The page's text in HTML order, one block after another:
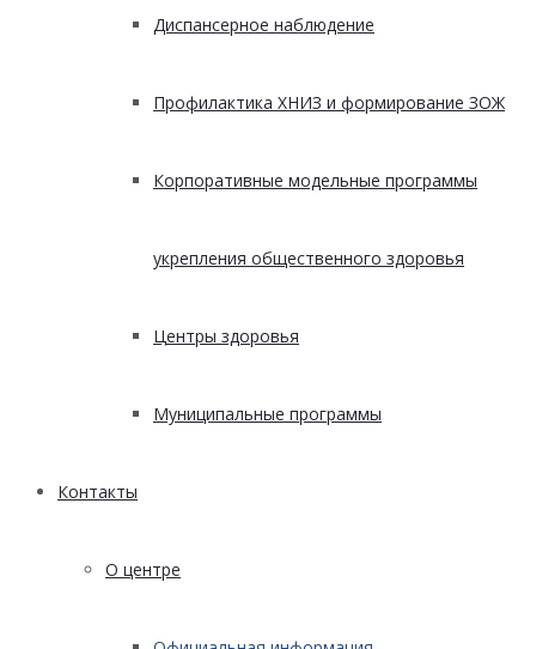
Диспансерное наблюдение
Профилактика ХНИЗ и формирование ЗОЖ
Корпоративные модельные программы
укрепления общественного здоровья
Центры здоровья
Муниципальные программы
Контакты
О центре